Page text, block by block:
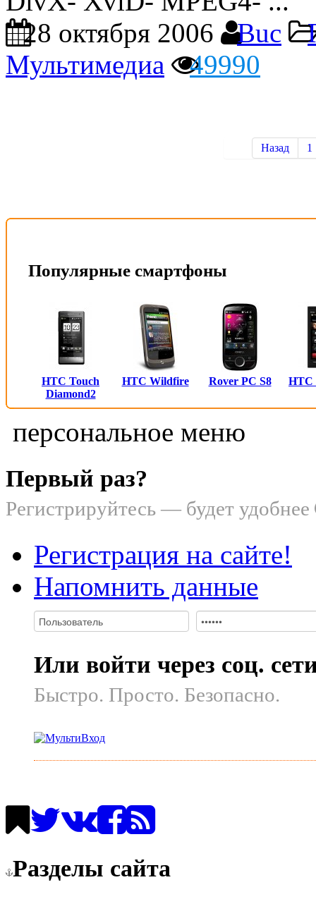
28 октября 2006
Buc
Мультимедиа
49990
Назад 1
Популярные смартфоны
HTC Touch
Diamond2
HTC Wildfire Rover PC S8 HTC
персональное меню
Первый раз?
Регистрируйтесь — будет удобнее
Регистрация на сайте!
Напомнить данные
Или войти через соц.
Быстро. Просто. Безопасно.
Разделы сайта